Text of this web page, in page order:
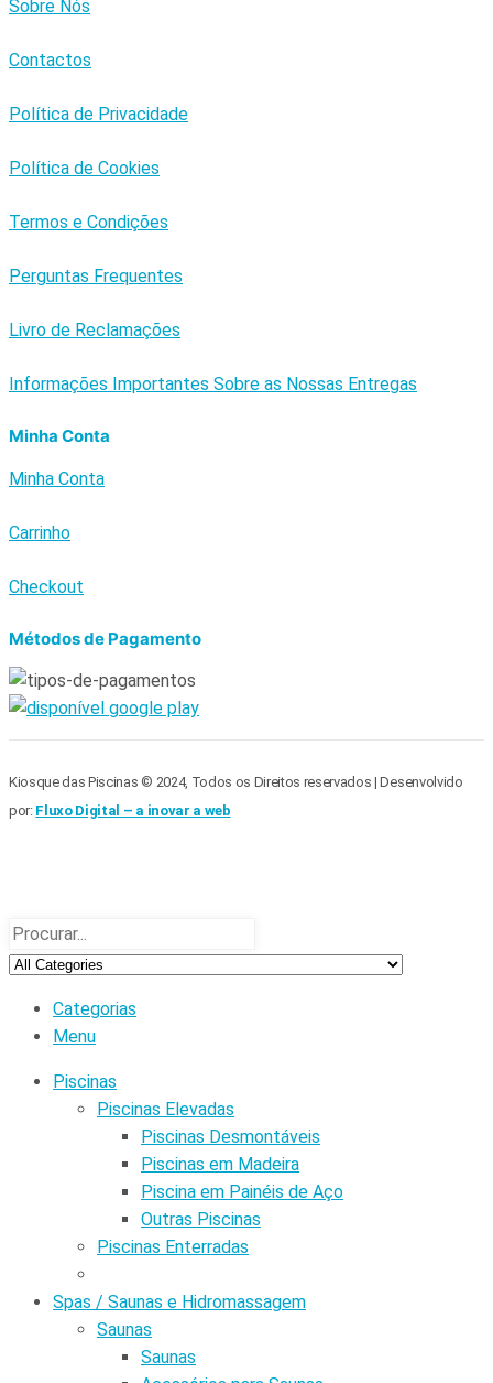
Sobre Nós
Contactos
Política de Privacidade
Política de Cookies
Termos e Condições
Perguntas Frequentes
Livro de Reclamações
Informações Importantes Sobre as Nossas Entregas
Minha Conta
Minha Conta
Carrinho
Checkout
Métodos de Pagamento
Kiosque das Piscinas © 2024, Todos os Direitos reservados | Desenvolvido
por: Fluxo Digital – a inovar a web
Categorias
Menu
Piscinas
Piscinas Elevadas
Piscinas Desmontáveis
Piscinas em Madeira
Piscina em Painéis de Aço
Outras Piscinas
Piscinas Enterradas
Spas / Saunas e Hidromassagem
Saunas
Saunas